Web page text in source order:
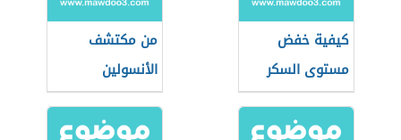
كيفية خفض
مستوى السكر
من مكتشف
الأنسولين